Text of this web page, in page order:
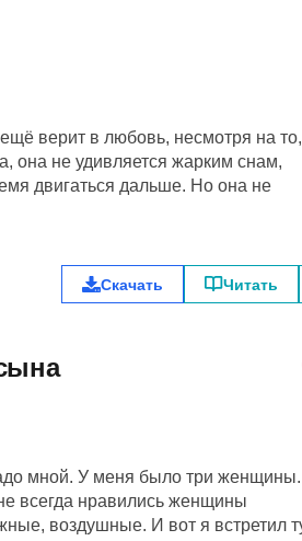
верит в любовь, несмотря на
она не удивляется жарким снам,
двигаться дальше. Но она не
Скачать Читать
мной. У меня было три
всегда нравились женщины
воздушные. И вот я встретил